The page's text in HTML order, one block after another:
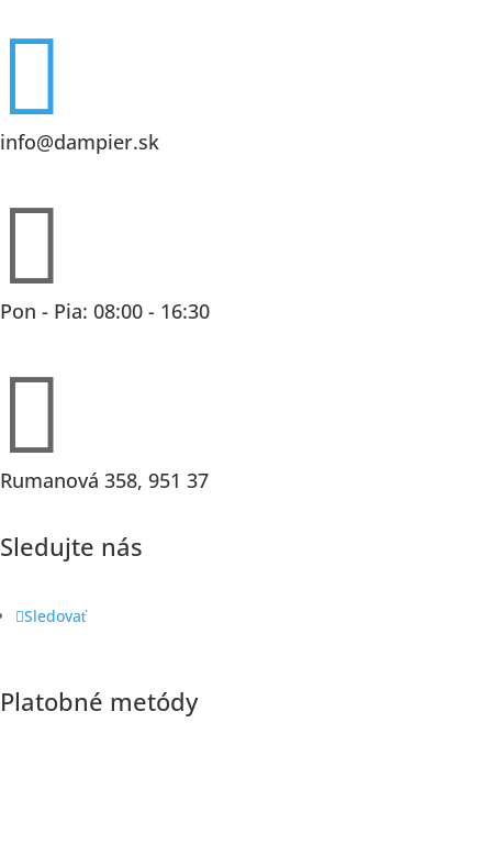

info@dampier.sk

Pon - Pia: 08:00 - 16:30

Rumanová 358, 951 37
Sledujte nás
Sledovať
Platobné metódy